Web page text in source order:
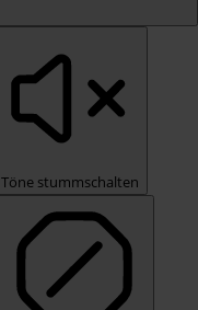
Töne stummschalten